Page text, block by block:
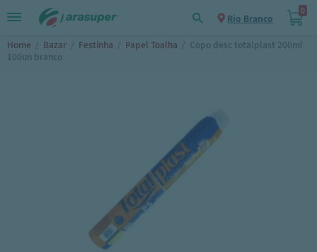
Rio Branco
0
Home / Bazar / Festinha / Papel Toalha / Copo desc totalplast 200ml
100un branco